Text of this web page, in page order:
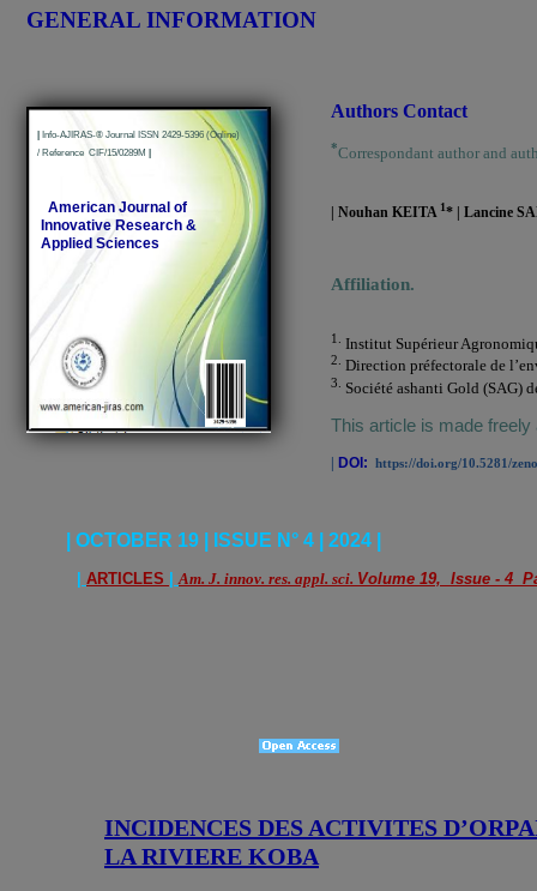
GENERAL INFORMATION
| Info-AJIRAS-® Journal ISSN 2429-5396 (Online)
/ Reference CIF/15/0289M |
American Journal of
Innovative Research &
Applied Sciences
Authors Contact
*Correspondant author and
| Nouhan KEITA 1* | Lancine
Affiliation.
1. Institut Supérieur
2. Direction préfectorale de
3. Société ashanti Gold (SAG)
This article is made
| DOI: https://doi.org/10.5281/
| OCTOBER 19 | ISSUE N° 4 | 2024 |
| ARTICLES | Am. J. innov. res. appl. sci. Volume 19, Issue - 4
INCIDENCES DES ACTIVITES
LA RIVIERE KOBA